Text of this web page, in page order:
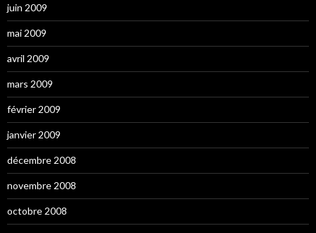
juin 2009
mai 2009
avril 2009
mars 2009
février 2009
janvier 2009
décembre 2008
novembre 2008
octobre 2008